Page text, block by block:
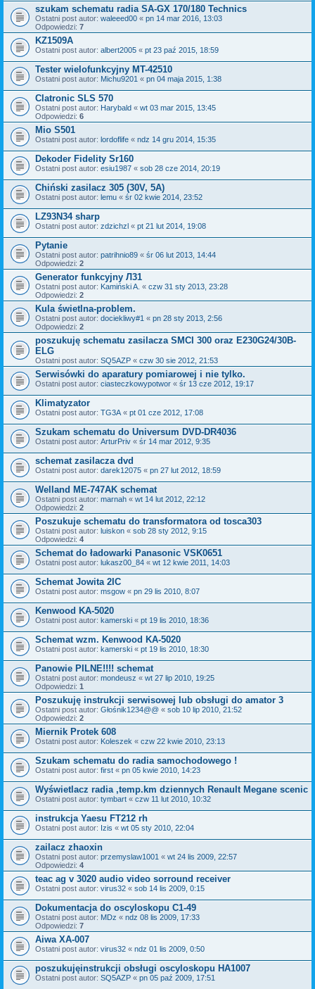
szukam schematu radia SA-GX 170/180 Technics
Ostatni post autor: waleeed00 « pn 14 mar 2016, 13:03
Odpowiedzi: 7
KZ1509A
Ostatni post autor: albert2005 « pt 23 paź 2015, 18:59
Tester wielofunkcyjny MT-42510
Ostatni post autor: Michu9201 « pn 04 maja 2015, 1:38
Clatronic SLS 570
Ostatni post autor: Harybald « wt 03 mar 2015, 13:45
Odpowiedzi: 6
Mio S501
Ostatni post autor: lordoflife « ndz 14 gru 2014, 15:35
Dekoder Fidelity Sr160
Ostatni post autor: esiu1987 « sob 28 cze 2014, 20:19
Chiński zasilacz 305 (30V, 5A)
Ostatni post autor: lemu « śr 02 kwie 2014, 23:52
LZ93N34 sharp
Ostatni post autor: zdzichzl « pt 21 lut 2014, 19:08
Pytanie
Ostatni post autor: patrihnio89 « śr 06 lut 2013, 14:44
Odpowiedzi: 2
Generator funkcyjny Л31
Ostatni post autor: Kamiński A. « czw 31 sty 2013, 23:28
Odpowiedzi: 2
Kula świetlna-problem.
Ostatni post autor: dociekliwy#1 « pn 28 sty 2013, 2:56
Odpowiedzi: 2
poszukuję schematu zasilacza SMCI 300 oraz E230G24/30B-
ELG
Ostatni post autor: SQ5AZP « czw 30 sie 2012, 21:53
Serwisówki do aparatury pomiarowej i nie tylko.
Ostatni post autor: ciasteczkowypotwor « śr 13 cze 2012, 19:17
Klimatyzator
Ostatni post autor: TG3A « pt 01 cze 2012, 17:08
Szukam schematu do Universum DVD-DR4036
Ostatni post autor: ArturPriv « śr 14 mar 2012, 9:35
schemat zasilacza dvd
Ostatni post autor: darek12075 « pn 27 lut 2012, 18:59
Welland ME-747AK schemat
Ostatni post autor: marnah « wt 14 lut 2012, 22:12
Odpowiedzi: 2
Poszukuje schematu do transformatora od tosca303
Ostatni post autor: luiskon « sob 28 sty 2012, 9:15
Odpowiedzi: 4
Schemat do ładowarki Panasonic VSK0651
Ostatni post autor: lukasz00_84 « wt 12 kwie 2011, 14:03
Schemat Jowita 2IC
Ostatni post autor: msgow « pn 29 lis 2010, 8:07
Kenwood KA-5020
Ostatni post autor: kamerski « pt 19 lis 2010, 18:36
Schemat wzm. Kenwood KA-5020
Ostatni post autor: kamerski « pt 19 lis 2010, 18:30
Panowie PILNE!!!! schemat
Ostatni post autor: mondeusz « wt 27 lip 2010, 19:25
Odpowiedzi: 1
Poszukuję instrukcji serwisowej lub obsługi do amator 3
Ostatni post autor: Głośnik1234@@ « sob 10 lip 2010, 21:52
Odpowiedzi: 2
Miernik Protek 608
Ostatni post autor: Koleszek « czw 22 kwie 2010, 23:13
Szukam schematu do radia samochodowego !
Ostatni post autor: first « pn 05 kwie 2010, 14:23
Wyświetlacz radia ,temp.km dziennych Renault Megane scenic
Ostatni post autor: tymbart « czw 11 lut 2010, 10:32
instrukcja Yaesu FT212 rh
Ostatni post autor: Izis « wt 05 sty 2010, 22:04
zailacz zhaoxin
Ostatni post autor: przemyslaw1001 « wt 24 lis 2009, 22:57
Odpowiedzi: 4
teac ag v 3020 audio video sorround receiver
Ostatni post autor: virus32 « sob 14 lis 2009, 0:15
Dokumentacja do oscyloskopu C1-49
Ostatni post autor: MDz « ndz 08 lis 2009, 17:33
Odpowiedzi: 7
Aiwa XA-007
Ostatni post autor: virus32 « ndz 01 lis 2009, 0:50
poszukujęinstrukcji obsługi oscyloskopu HA1007
Ostatni post autor: SQ5AZP « pn 05 paź 2009, 17:51